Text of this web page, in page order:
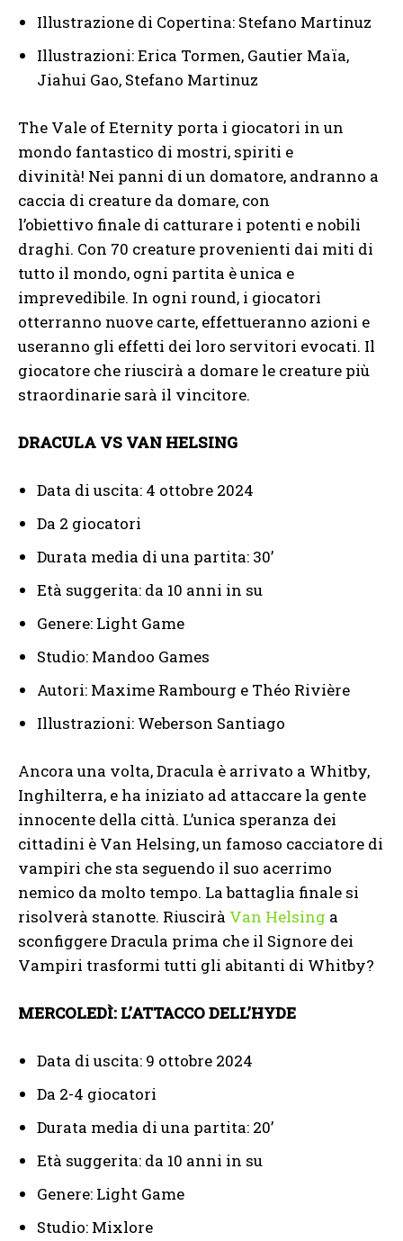
Illustrazione di Copertina: Stefano Martinuz
Illustrazioni: Erica Tormen, Gautier Maïa,
Jiahui Gao, Stefano Martinuz
The Vale of Eternity porta i giocatori in un
mondo fantastico di mostri, spiriti e
divinità! Nei panni di un domatore, andranno a
caccia di creature da domare, con
l’obiettivo finale di catturare i potenti e nobili
draghi. Con 70 creature provenienti dai miti di
tutto il mondo, ogni partita è unica e
imprevedibile. In ogni round, i giocatori
otterranno nuove carte, effettueranno azioni e
useranno gli effetti dei loro servitori evocati. Il
giocatore che riuscirà a domare le creature più
straordinarie sarà il vincitore.
DRACULA VS VAN HELSING
Data di uscita: 4 ottobre 2024
Da 2 giocatori
Durata media di una partita: 30’
Età suggerita: da 10 anni in su
Genere: Light Game
Studio: Mandoo Games
Autori: Maxime Rambourg e Théo Rivière
Illustrazioni: Weberson Santiago
Ancora una volta, Dracula è arrivato a Whitby,
Inghilterra, e ha iniziato ad attaccare la gente
innocente della città. L’unica speranza dei
cittadini è Van Helsing, un famoso cacciatore di
vampiri che sta seguendo il suo acerrimo
nemico da molto tempo. La battaglia finale si
risolverà stanotte. Riuscirà Van Helsing a
sconfiggere Dracula prima che il Signore dei
Vampiri trasformi tutti gli abitanti di Whitby?
MERCOLEDÌ: L’ATTACCO DELL’HYDE
Data di uscita: 9 ottobre 2024
Da 2-4 giocatori
Durata media di una partita: 20’
Età suggerita: da 10 anni in su
Genere: Light Game
Studio: Mixlore